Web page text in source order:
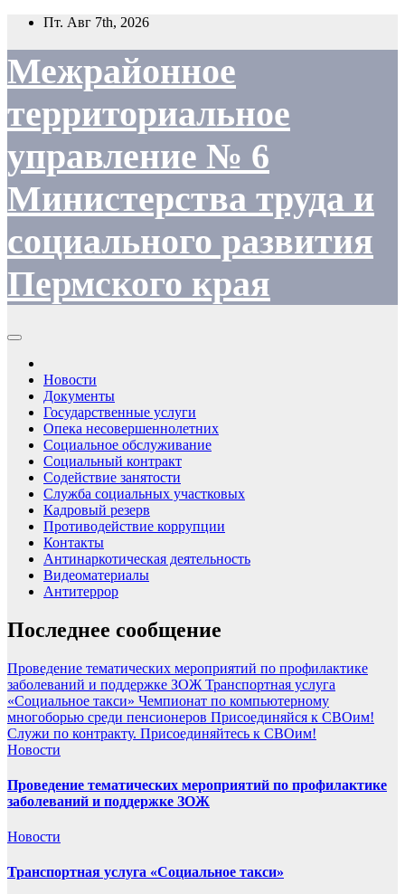
Перейти
содержимому
Пт. Авг 7th, 2026
Межрайонное
территориальное
управление № 6
Министерства труда и
социального развития
Пермского края
Новости
Документы
Государственные услуги
Опека несовершеннолетних
Социальное обслуживание
Социальный контракт
Содействие занятости
Служба социальных участковых
Кадровый резерв
Противодействие коррупции
Контакты
Антинаркотическая деятельность
Видеоматериалы
Антитеррор
Последнее сообщение
Проведение тематических мероприятий по профилактике
заболеваний и поддержке ЗОЖ Транспортная услуга
«Социальное такси» Чемпионат по компьютерному
многоборью среди пенсионеров Присоединяйся к СВОим!
Служи по контракту. Присоединяйтесь к СВОим!
Новости
Проведение тематических мероприятий по профилактике
заболеваний и поддержке ЗОЖ
Новости
Транспортная услуга «Социальное такси»